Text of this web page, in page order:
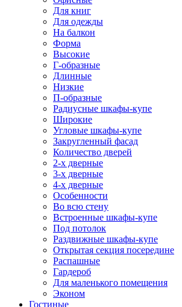
Для книг
Для одежды
На балкон
Форма
Высокие
Г-образные
Длинные
Низкие
П-образные
Радиусные шкафы-купе
Широкие
Угловые шкафы-купе
Закругленный фасад
Количество дверей
2-х дверные
3-х дверные
4-х дверные
Особенности
Во всю стену
Встроенные шкафы-купе
Под потолок
Раздвижные шкафы-купе
Открытая секция посередине
Распашные
Гардероб
Для маленького помещения
Эконом
Гостиные